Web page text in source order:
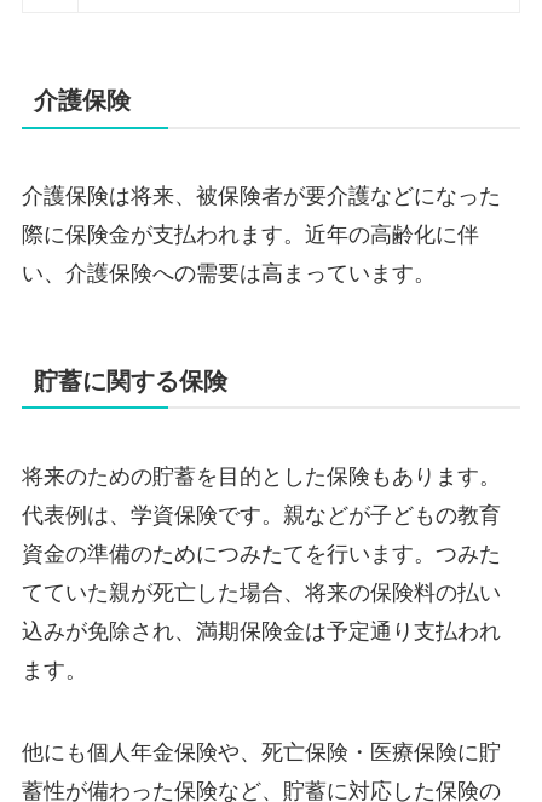
介護保険
介護保険は将来、被保険者が要介護などになった
際に保険金が支払われます。近年の高齢化に伴
い、介護保険への需要は高まっています。
貯蓄に関する保険
将来のための貯蓄を目的とした保険もあります。
代表例は、学資保険です。親などが子どもの教育
資金の準備のためにつみたてを行います。つみた
てていた親が死亡した場合、将来の保険料の払い
込みが免除され、満期保険金は予定通り支払われ
ます。
他にも個人年金保険や、死亡保険・医療保険に貯
蓄性が備わった保険など、貯蓄に対応した保険の